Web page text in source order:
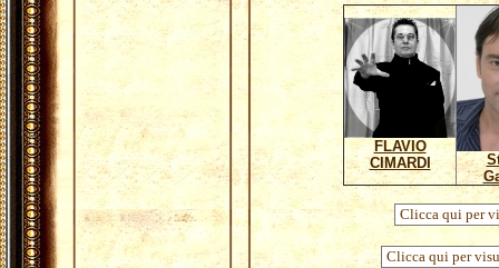
FLAVIO
CIMARDI